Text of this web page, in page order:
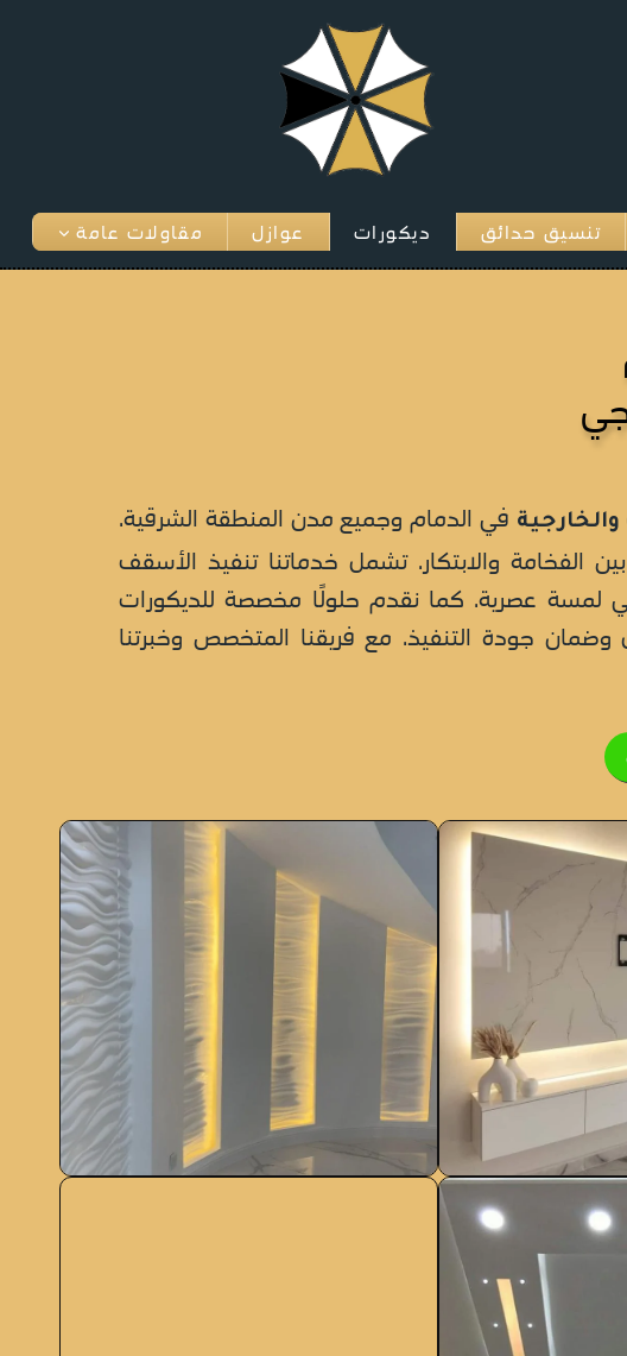
تنسيق حدائق ديكورات عوازل مقاولات عامة
والخارجية في الدمام وجميع مدن المنطقة الشرقية.
الفخامة والابتكار. تشمل خدماتنا تنفيذ الأسقف
لمسة عصرية. كما نقدم حلولًا مخصصة للديكورات
وضمان جودة التنفيذ. مع فريقنا المتخصص وخبرتنا